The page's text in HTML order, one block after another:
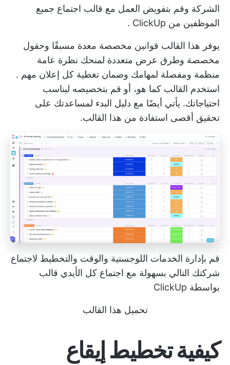
الشركة وقم بتفويض العمل مع قالب اجتماع جميع
الموظفين من ClickUp
.
يوفر هذا القالب قوانين مخصصة معدة مسبقًا وحقول
مخصصة وطرق عرض متعددة لمنحك نظرة عامة
منظمة ومفصلة لمهامك وضمان تغطية كل إعلان مهم .
استخدم القالب كما هو، أو قم بتخصيصه ليناسب
احتياجاتك. يأتي أيضًا مع دليل البدء لمساعدتك على
تحقيق أقصى استفادة من هذا القالب.
قم بإدارة الخدمات اللوجستية والوقت والتخطيط لاجتماع
شركتك التالي بسهولة مع اجتماع كل الأيدي قالب
بواسطة ClickUp
تحميل هذا القالب
كيفية تخطيط إيقاع